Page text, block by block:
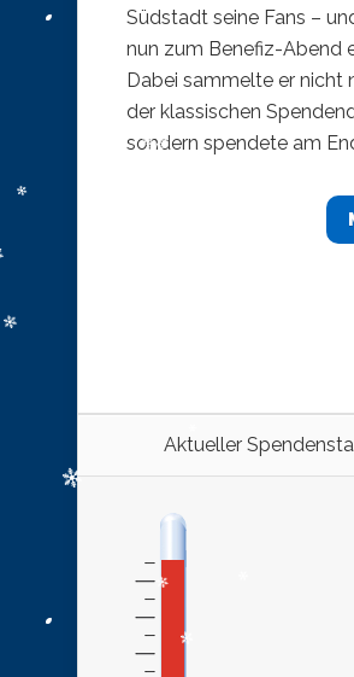
Südstadt seine Fans –
nun zum Benefiz-Abend
Dabei sammelte er nicht
der klassischen
sondern spendete am
Aktueller